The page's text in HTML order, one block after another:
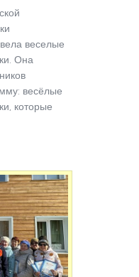
веселые
Она
весёлые
которые